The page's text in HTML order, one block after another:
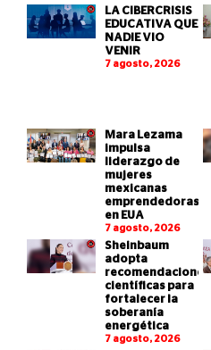
LA CIBERCRISIS
EDUCATIVA QUE
NADIE VIO
VENIR
7 agosto, 2026
Mara Lezama
impulsa
liderazgo de
mujeres
mexicanas
emprendedoras
en EUA
7 agosto, 2026
Sheinbaum
adopta
recomendaciones
científicas para
fortalecer la
soberanía
energética
7 agosto, 2026